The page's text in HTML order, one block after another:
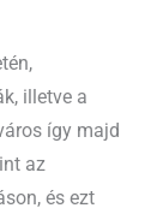
illetve a
így majd
az
és ezt